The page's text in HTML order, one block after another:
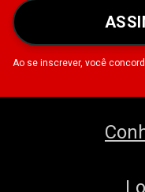
Ao se inscrever, você